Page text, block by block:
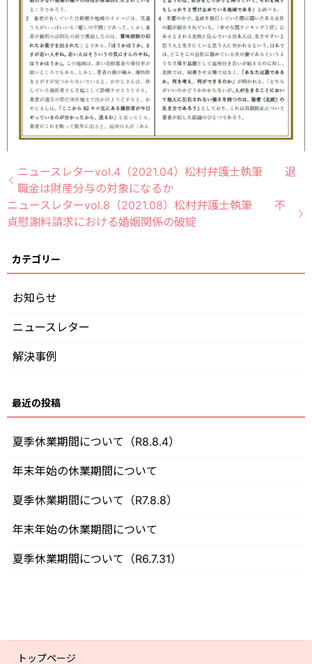
ニュースレターvol.4（2021.04）松村弁護士執筆 退
職金は財産分与の対象になるか
ニュースレターvol.8（2021.08）松村弁護士執筆 不
貞慰謝料請求における婚姻関係の破綻
お知らせ
ニュースレター
解決事例
夏季休業期間について（R8.8.4）
年末年始の休業期間について
夏季休業期間について（R7.8.8）
年末年始の休業期間について
夏季休業期間について（R6.7.31）
トップページ